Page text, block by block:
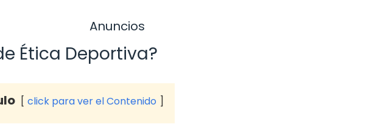
Anuncios
Ética Deportiva?
click para ver el Contenido